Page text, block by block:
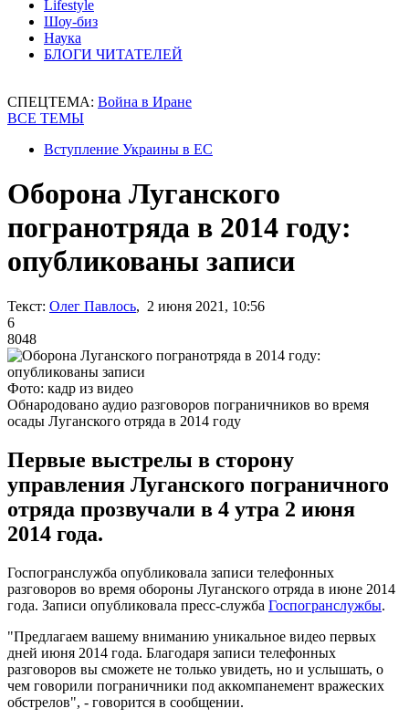
Lifestyle
Шоу-биз
Наука
БЛОГИ ЧИТАТЕЛЕЙ
СПЕЦТЕМА: Война в Иране
ВСЕ ТЕМЫ
Вступление Украины в ЕС
Оборона Луганского
погранотряда в 2014 году:
опубликованы записи
Текст: Олег Павлось, 2 июня 2021, 10:56
6
8048
Фото: кадр из видео
Обнародовано аудио разговоров пограничников во время
осады Луганского отряда в 2014 году
Первые выстрелы в сторону
управления Луганского пограничного
отряда прозвучали в 4 утра 2 июня
2014 года.
Госпогранслужба опубликовала записи телефонных
разговоров во время обороны Луганского отряда в июне 2014
года. Записи опубликовала пресс-служба Госпогранслужбы.
"Предлагаем вашему вниманию уникальное видео первых
дней июня 2014 года. Благодаря записи телефонных
разговоров вы сможете не только увидеть, но и услышать, о
чем говорили пограничники под аккомпанемент вражеских
обстрелов", - говорится в сообщении.